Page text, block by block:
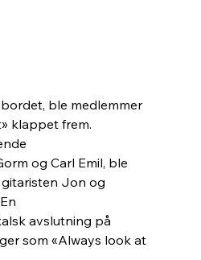
ble medlemmer
klappet frem.
og Carl Emil, ble
Jon og
avslutning på
som «Always look at